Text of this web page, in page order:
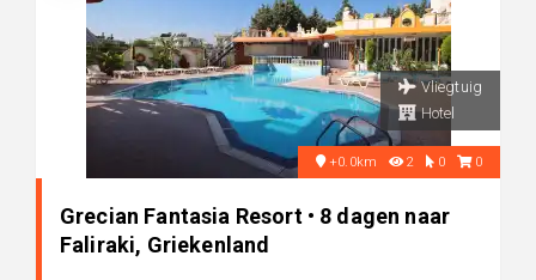
Vliegtuig
Hotel
+0.0km 2 0 0
Grecian Fantasia Resort • 8 dagen naar
Faliraki, Griekenland